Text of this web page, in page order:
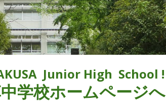
Junior High School !
学校ホームページへ